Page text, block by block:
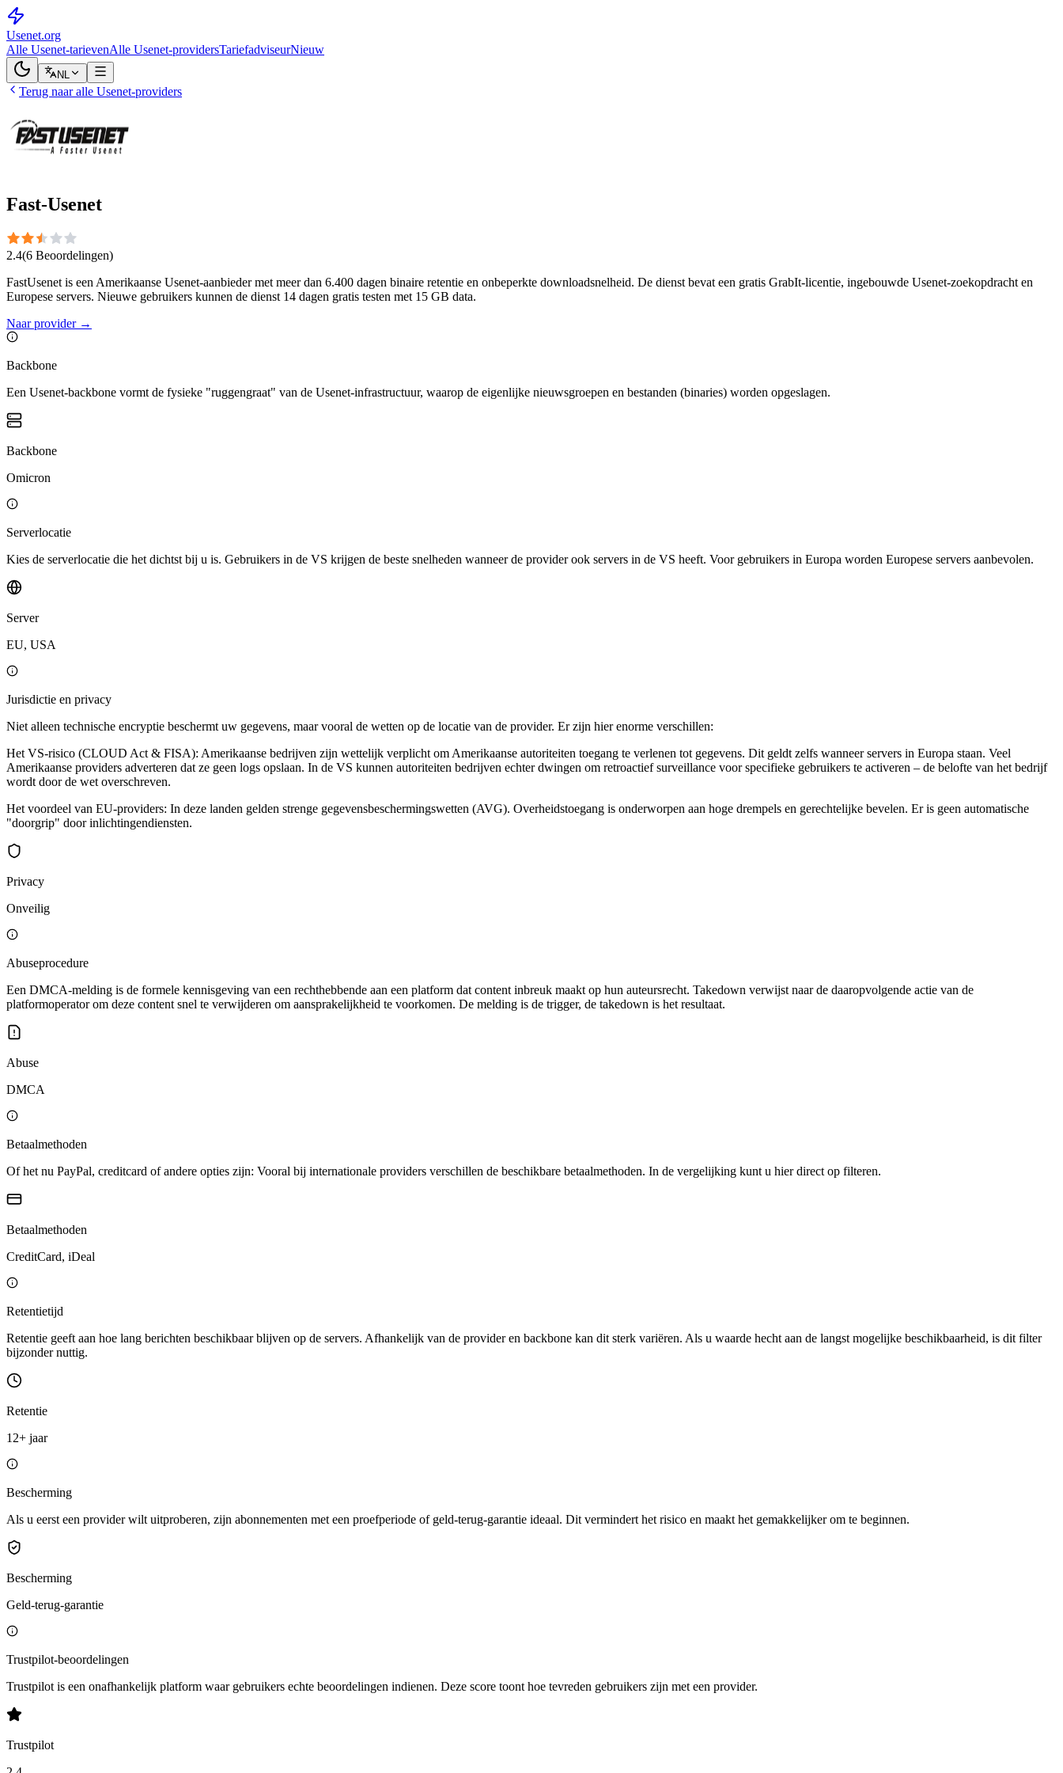
Usenet.org
Alle Usenet-tarievenAlle Usenet-providersTariefadviseurNieuw
NL
Terug naar alle Usenet-providers
Fast-Usenet
2.4(6 Beoordelingen)
FastUsenet is een Amerikaanse Usenet-aanbieder met meer dan 6.400 dagen binaire retentie en onbeperkte downloadsnelheid. De dienst bevat een gratis GrabIt-licentie, ingebouwde Usenet-zoekopdracht en
Europese servers. Nieuwe gebruikers kunnen de dienst 14 dagen gratis testen met 15 GB data.
Naar provider→
Backbone
Een Usenet-backbone vormt de fysieke "ruggengraat" van de Usenet-infrastructuur, waarop de eigenlijke nieuwsgroepen en bestanden (binaries) worden opgeslagen.
Backbone
Omicron
Serverlocatie
Kies de serverlocatie die het dichtst bij u is. Gebruikers in de VS krijgen de beste snelheden wanneer de provider ook servers in de VS heeft. Voor gebruikers in Europa worden Europese servers aanbevolen.
Server
EU, USA
Jurisdictie en privacy
Niet alleen technische encryptie beschermt uw gegevens, maar vooral de wetten op de locatie van de provider. Er zijn hier enorme verschillen:
Het VS-risico (CLOUD Act & FISA): Amerikaanse bedrijven zijn wettelijk verplicht om Amerikaanse autoriteiten toegang te verlenen tot gegevens. Dit geldt zelfs wanneer servers in Europa staan. Veel
Amerikaanse providers adverteren dat ze geen logs opslaan. In de VS kunnen autoriteiten bedrijven echter dwingen om retroactief surveillance voor specifieke gebruikers te activeren – de belofte van het bedrijf
wordt door de wet overschreven.
Het voordeel van EU-providers: In deze landen gelden strenge gegevensbeschermingswetten (AVG). Overheidstoegang is onderworpen aan hoge drempels en gerechtelijke bevelen. Er is geen automatische
"doorgrip" door inlichtingendiensten.
Privacy
Onveilig
Abuseprocedure
Een DMCA-melding is de formele kennisgeving van een rechthebbende aan een platform dat content inbreuk maakt op hun auteursrecht. Takedown verwijst naar de daaropvolgende actie van de
platformoperator om deze content snel te verwijderen om aansprakelijkheid te voorkomen. De melding is de trigger, de takedown is het resultaat.
Abuse
DMCA
Betaalmethoden
Of het nu PayPal, creditcard of andere opties zijn: Vooral bij internationale providers verschillen de beschikbare betaalmethoden. In de vergelijking kunt u hier direct op filteren.
Betaalmethoden
CreditCard, iDeal
Retentietijd
Retentie geeft aan hoe lang berichten beschikbaar blijven op de servers. Afhankelijk van de provider en backbone kan dit sterk variëren. Als u waarde hecht aan de langst mogelijke beschikbaarheid, is dit filter
bijzonder nuttig.
Retentie
12+ jaar
Bescherming
Als u eerst een provider wilt uitproberen, zijn abonnementen met een proefperiode of geld-terug-garantie ideaal. Dit vermindert het risico en maakt het gemakkelijker om te beginnen.
Bescherming
Geld-terug-garantie
Trustpilot-beoordelingen
Trustpilot is een onafhankelijk platform waar gebruikers echte beoordelingen indienen. Deze score toont hoe tevreden gebruikers zijn met een provider.
Trustpilot